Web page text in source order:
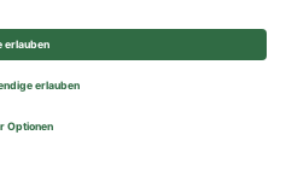
- All rights reserved